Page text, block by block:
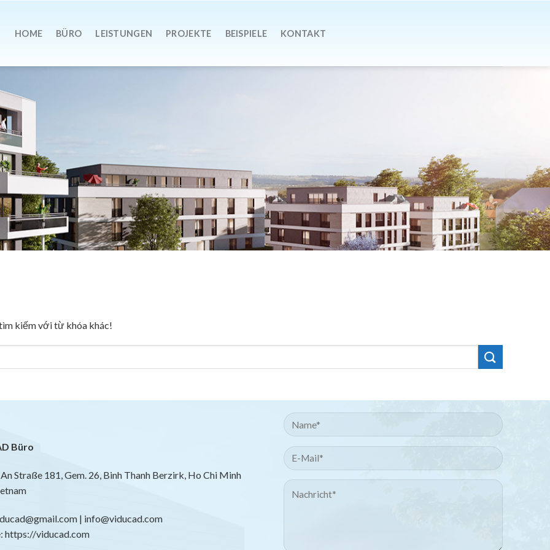
HOME BÜRO LEISTUNGEN PROJEKTE BEISPIELE KONTAKT
kiếm với từ khóa khác!
Büro
An Straße 181, Gem. 26, Binh Thanh Berzirk, Ho Chi Minh
| info@viducad.com
https://viducad.com